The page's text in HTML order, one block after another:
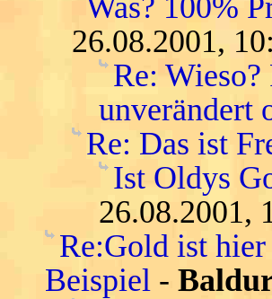
26.08.2001,
Re:
unverändert
Re: Das ist
Ist Oldys
26.08.2001,
Re:Gold ist
Beispiel -